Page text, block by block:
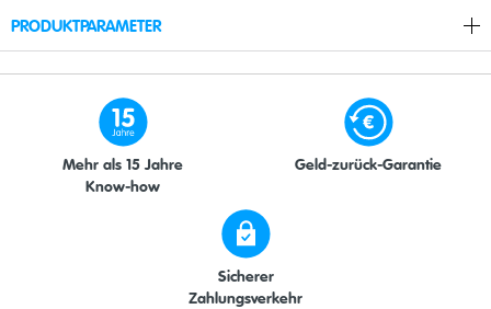
PRODUKTPARAMETER
Mehr als 15 Jahre
Know-how
Sicherer
Zahlungsverkehr
Geld-zurück-Garantie